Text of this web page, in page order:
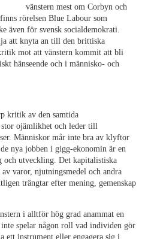
vänstern mest om Corbyn och
rörelsen Blue Labour som
även för svensk socialdemokrati.
att knyta an till den brittiska
mot att vänstern kommit att bli
hänseende och i människo- och
kritik av den samtida
stor ojämlikhet och leder till
Människor mår inte bra av klyftor
nya jobben i gigg-ekonomin är en
utveckling. Det kapitalistiska
varor, njutningsmedel och andra
trängtar efter mening, gemenskap
i alltför hög grad anammat en
spelar någon roll vad individen gör
ett instrument eller engagera sig i